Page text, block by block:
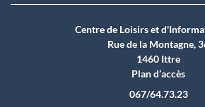
Centre de Loisirs et
Rue de la Montagne,
1460 Ittre
Plan d’accès
067/64.73.23